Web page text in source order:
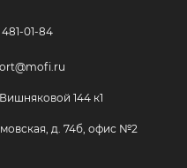
01-84
144 к1
д. 74б, офис №2